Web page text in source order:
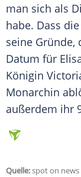
man sich als
habe. Dass
seine Gründe,
Datum für
Königin
Monarchin
außerdem ihr
Quelle:spot on news